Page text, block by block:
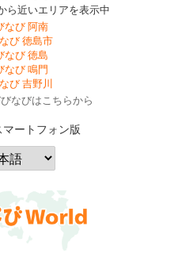
ら近いエリアを表示中
なび 阿南
び 徳島市
なび 徳島
なび 鳴門
び 吉野川
なびはこちらから
マートフォン版